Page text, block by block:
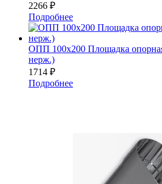
2266 ₽
Подробнее
ОПП 100х200 Площадка
нерж.)
1714 ₽
Подробнее